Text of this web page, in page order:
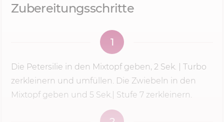
Zubereitungsschritte
1
Die Petersilie in den Mixtopf geben, 2 Sek.
| Turbo
zerkleinern und umfüllen. Die Zwiebeln in den
Mixtopf geben und 5 Sek.| Stufe 7 zerkleinern.